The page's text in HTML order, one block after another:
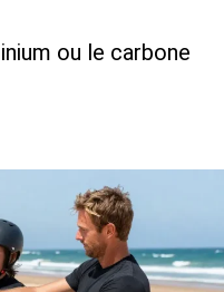
ou le carbone